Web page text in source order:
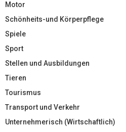
Motor
Schönheits-und Körperpflege
Spiele
Sport
Stellen und Ausbildungen
Tieren
Tourismus
Transport und Verkehr
Unternehmerisch (Wirtschaftlich)